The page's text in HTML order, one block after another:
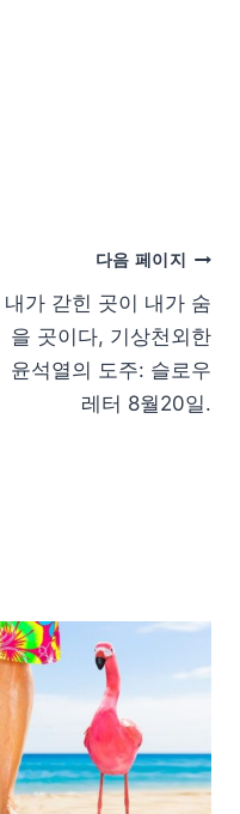
다음 페이지
내가 갇힌 곳이 내가 숨
을 곳이다, 기상천외한
윤석열의 도주: 슬로우
레터 8월20일.